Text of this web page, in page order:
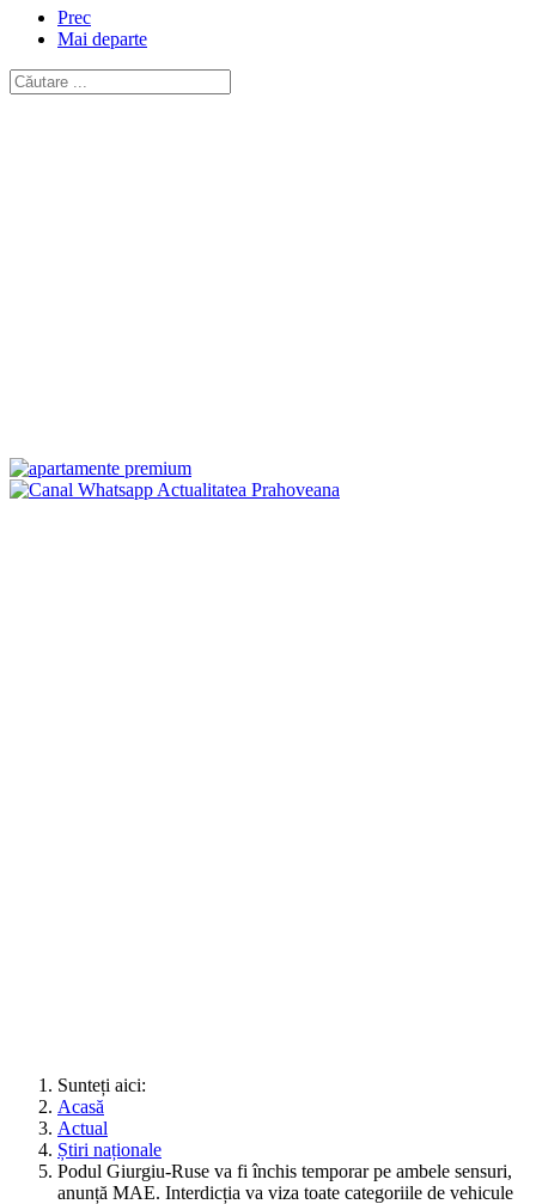
Prec
Mai departe
Sunteți aici:
Acasă
Actual
Știri naționale
Podul Giurgiu-Ruse va fi închis temporar pe ambele sensuri,
anunță MAE. Interdicția va viza toate categoriile de vehicule